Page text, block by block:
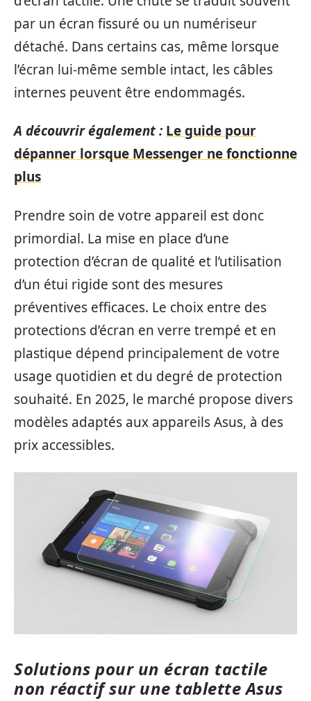
par un écran fissuré ou un numériseur
détaché. Dans certains cas, même lorsque
l’écran lui-même semble intact, les câbles
internes peuvent être endommagés.
A découvrir également : Le guide pour
dépanner lorsque Messenger ne fonctionne
plus
Prendre soin de votre appareil est donc
primordial. La mise en place d’une
protection d’écran de qualité et l’utilisation
d’un étui rigide sont des mesures
préventives efficaces. Le choix entre des
protections d’écran en verre trempé et en
plastique dépend principalement de votre
usage quotidien et du degré de protection
souhaité. En 2025, le marché propose divers
modèles adaptés aux appareils Asus, à des
prix accessibles.
Solutions pour un écran tactile
non réactif sur une tablette Asus